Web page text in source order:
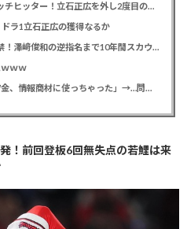
カープドラ1平川蓮！187cmのスイッチヒッター！立石正広を外し2度目の重複も新井監督がクジを引き当てる！【ドラフト会議2025】
ドラ1立石正広の獲得なるか
緒方孝市カープドラ3指名で青学出禁！澤﨑俊和の逆指名まで10年間スカウト出禁
ｗｗ
【悲報】彼女「ごめん！俺くんの貯金、情報商材に使っちゃった」→…問い詰めたらギャン泣きされたんだが俺が悪いのか？
！前回登板6回無失点の若鯉は来